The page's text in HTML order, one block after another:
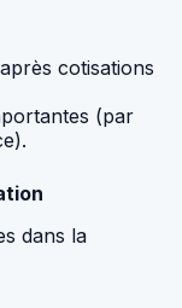
cotisations
(par
dans la